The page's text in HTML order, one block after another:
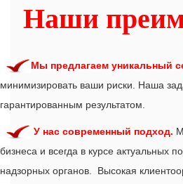
Наши
Мы предлагаем уникальный
минимизировать ваши риски. Наша
гарантированным результатом.
У нас современный подход.
бизнеса и всегда в курсе актуальных
надзорных органов. Высокая